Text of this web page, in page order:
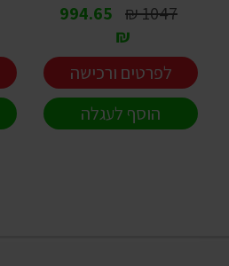
1047 ₪
994.65
₪
לפרטים ורכישה
הוסף לעגלה